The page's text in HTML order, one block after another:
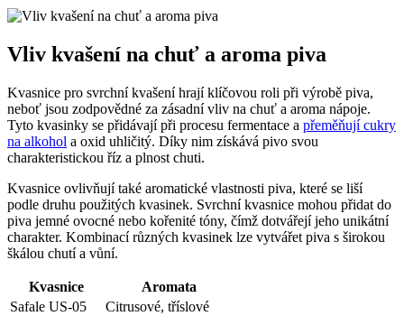
Vliv kvašení na chuť a aroma piva
Kvasnice pro svrchní kvašení hrají klíčovou roli při výrobě piva, ​
neboť jsou zodpovědné za zásadní vliv na chuť ⁤a aroma nápoje.
Tyto kvasinky se přidávají při procesu fermentace ​a přeměňují cukry
na alkohol a oxid uhličitý. Díky nim získává pivo svou
charakteristickou říz a plnost ‌chuti.
Kvasnice ovlivňují také aromatické vlastnosti piva, které se liší
podle druhu použitých kvasinek. Svrchní kvasnice mohou⁣ přidat do
piva jemné ovocné nebo kořenité tóny,‍ čímž ⁢dotvářejí jeho unikátní
charakter. Kombinací různých kvasinek lze vytvářet ‌piva s širokou
škálou chutí‌ a vůní.
Kvasnice
Aromata
Safale US-05
Citrusové, tříslové